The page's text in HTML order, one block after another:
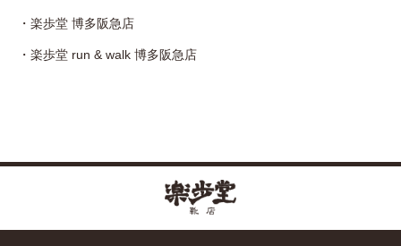
・ 楽歩堂 博多阪急店
・ 楽歩堂 run & walk 博多阪急店